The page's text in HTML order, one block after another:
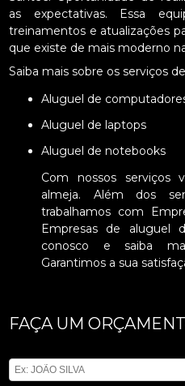
as expectativas. Essa
treinamentos e atualizações
que existe de mais moderno
Saiba mais sobre os serviços
Aluguel de
Aluguel de laptops
Aluguel de notebooks
Com nossos serviços
almeja. Além dos
trabalhamos com
Empresas de aluguel
conosco e saiba
Garantimos a sua
FAÇA UM